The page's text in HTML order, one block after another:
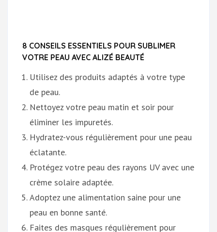
8 CONSEILS ESSENTIELS POUR SUBLIMER
VOTRE PEAU AVEC ALIZÉ BEAUTÉ
Utilisez des produits adaptés à votre type
de peau.
Nettoyez votre peau matin et soir pour
éliminer les impuretés.
Hydratez-vous régulièrement pour une peau
éclatante.
Protégez votre peau des rayons UV avec une
crème solaire adaptée.
Adoptez une alimentation saine pour une
peau en bonne santé.
Faites des masques régulièrement pour